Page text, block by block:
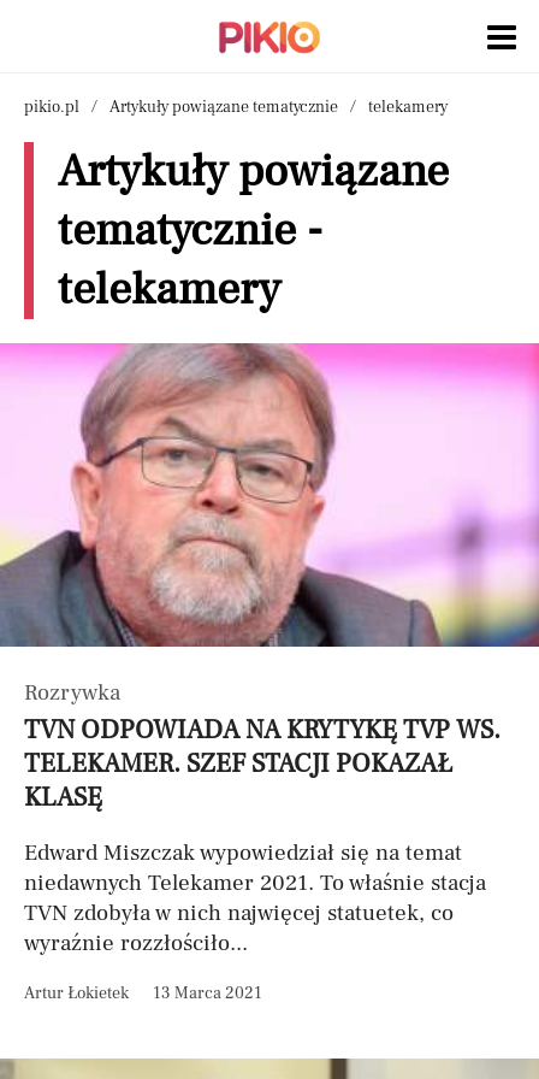
pikio.pl Artykuły powiązane tematycznie telekamery
Artykuły powiązane
tematycznie -
telekamery
Rozrywka
TVN ODPOWIADA NA KRYTYKĘ TVP WS.
TELEKAMER. SZEF STACJI POKAZAŁ
KLASĘ
Edward Miszczak wypowiedział się na temat
niedawnych Telekamer 2021. To właśnie stacja
TVN zdobyła w nich najwięcej statuetek, co
wyraźnie rozzłościło...
Artur Łokietek 13 Marca 2021